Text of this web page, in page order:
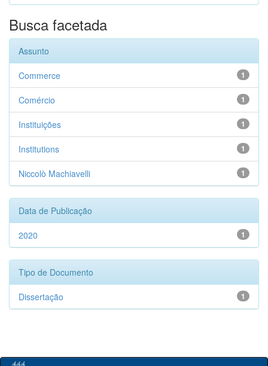
Busca facetada
Assunto
1
Commerce
1
Comércio
1
Instituições
1
Institutions
1
Niccolò Machiavelli
Data de Publicação
1
2020
Tipo de Documento
1
Dissertação